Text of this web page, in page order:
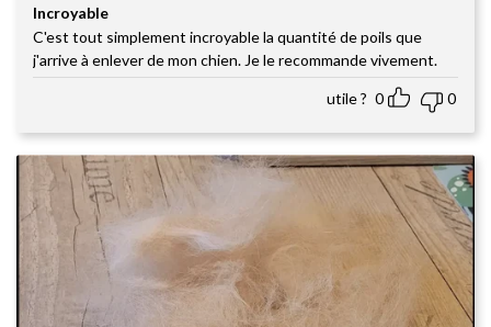
Note5sur
5
Incroyable
C'est tout simplement incroyable la quantité de poils que
j'arrive à enlever de mon chien. Je le recommande vivement.
utile ? 0 0